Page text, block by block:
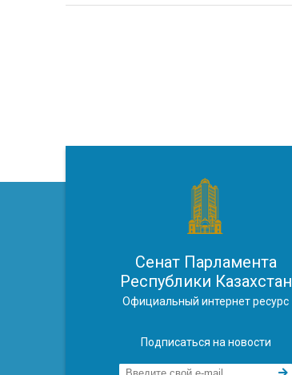
Сенат Парламента
Республики Казахстан
Официальный интернет ресурс
Подписаться на новости